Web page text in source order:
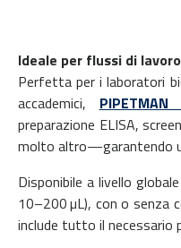
Ideale per flussi di
Perfetta per i laboratori
accademici, PIPETMAN
preparazione ELISA,
molto altro—garantendo
Disponibile a livello
10–200 µL), con o senza
include tutto il necessario